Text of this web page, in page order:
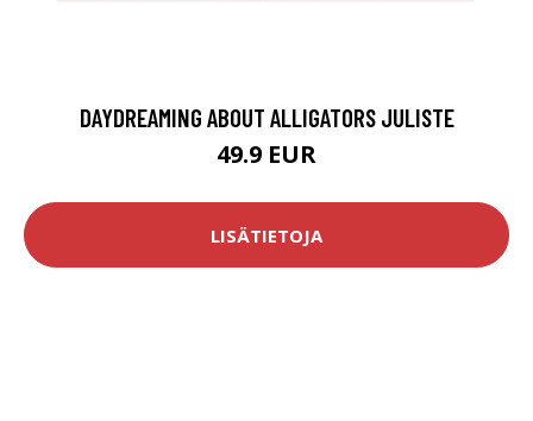
DAYDREAMING ABOUT ALLIGATORS JULISTE
49.9 EUR
LISÄTIETOJA